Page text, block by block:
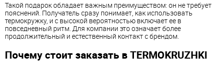
Такой подарок обладает важным преимуществом: он не требует
пояснений. Получатель сразу понимает, как использовать
термокружку, и с высокой вероятностью включает ее в
повседневный ритм. Для компании это означает более
продолжительный и естественный контакт с брендом.
Почему стоит заказать в TERMOKRUZHKI